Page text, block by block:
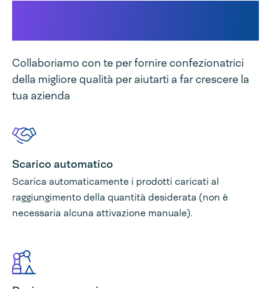
Collaboriamo con te per fornire confezionatrici
della migliore qualità per aiutarti a far crescere la
tua azienda
Scarico automatico
Scarica automaticamente i prodotti caricati al
raggiungimento della quantità desiderata (non è
necessaria alcuna attivazione manuale).